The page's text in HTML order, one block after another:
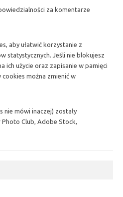
za komentarze
aby ułatwić korzystanie z
statystycznych. Jeśli nie blokujesz
ich użycie oraz zapisanie w pamięci
można zmienić w
nie mówi inaczej) zostały
Club, Adobe Stock,